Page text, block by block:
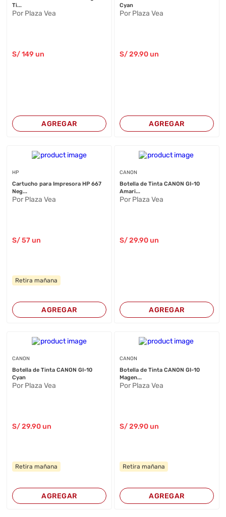
Ti...
Por Plaza Vea
S/149 un
AGREGAR
Cyan
Por Plaza Vea
S/29.90un
AGREGAR
HP
Cartucho para Impresora HP 667
Neg...
Por Plaza Vea
S/57 un
Retira mañana
AGREGAR
CANON
Botella de Tinta CANON GI-10
Amari...
Por Plaza Vea
S/29.90un
AGREGAR
CANON
Botella de Tinta CANON GI-10
Cyan
Por Plaza Vea
S/29.90 un
Retira mañana
AGREGAR
CANON
Botella de Tinta CANON GI-10
Magen...
Por Plaza Vea
S/29.90un
Retira mañana
AGREGAR